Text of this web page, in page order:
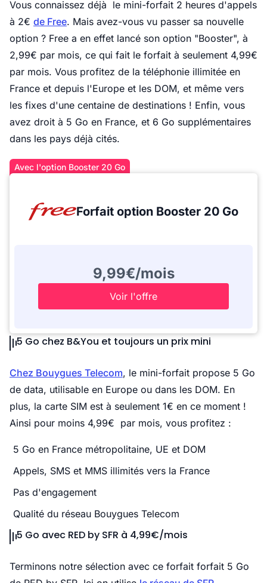
Vous connaissez déjà le mini-forfait 2 heures d'appels
à 2€ de Free. Mais avez-vous vu passer sa nouvelle
option ? Free a en effet lancé son option "Booster", à
2,99€ par mois, ce qui fait le forfait à seulement 4,99€
par mois. Vous profitez de la téléphonie illimitée en
France et depuis l'Europe et les DOM, et même vers
les fixes d'une centaine de destinations ! Enfin, vous
avez droit à 5 Go en France, et 6 Go supplémentaires
dans les pays déjà cités.
Avec l'option Booster 20 Go
Forfait option Booster 20 Go
9,99€/mois
Voir l'offre
5 Go chez B&You et toujours un prix mini
Chez Bouygues Telecom, le mini-forfait propose 5 Go
de data, utilisable en Europe ou dans les DOM. En
plus, la carte SIM est à seulement 1€ en ce moment !
Ainsi pour moins 4,99€ par mois, vous profitez :
5 Go en France métropolitaine, UE et DOM
Appels, SMS et MMS illimités vers la France
Pas d'engagement
Qualité du réseau Bouygues Telecom
5 Go avec RED by SFR à 4,99€/mois
Terminons notre sélection avec ce forfait forfait 5 Go